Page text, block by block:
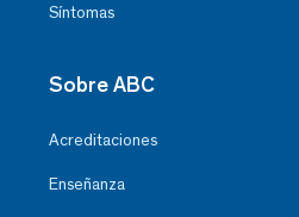
Síntomas
Sobre ABC
Acreditaciones
Enseñanza